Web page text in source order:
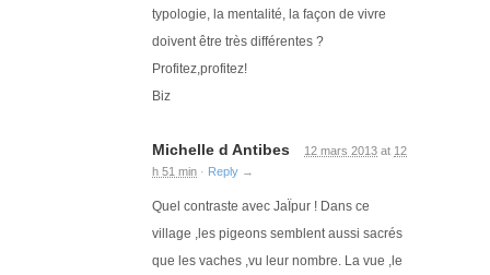
typologie, la mentalité, la façon de vivre
doivent être très différentes ?
Profitez,profitez!
Biz
Michelle d Antibes 12 mars 2013 at 12
h 51 min · Reply →
Quel contraste avec JaÏpur ! Dans ce
village ,les pigeons semblent aussi sacrés
que les vaches ,vu leur nombre. La vue ,le